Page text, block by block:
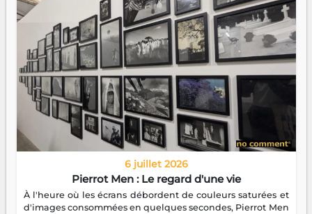
6 juillet 2026
Pierrot Men : Le regard d'une vie
À l'heure où les écrans débordent de couleurs saturées et
d'images consommées en quelques secondes, Pierrot Men